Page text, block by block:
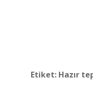
Etiket: Hazır